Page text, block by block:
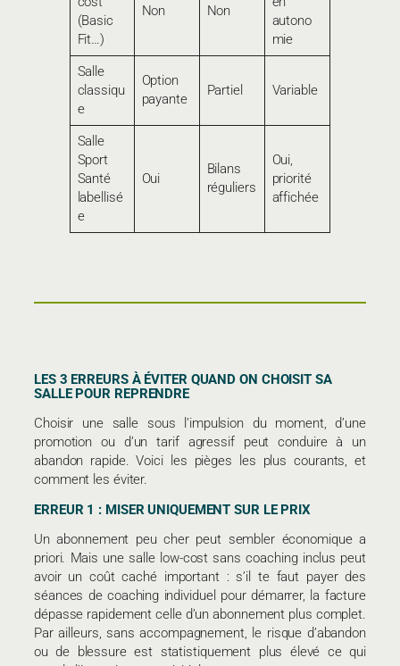
(Basic
Fit…)
Non Non
autono
mie
Salle
classiqu
e
Option
payante
Partiel Variable
Salle
Sport
Santé
labellisé
e
Oui
Bilans
réguliers
Oui,
priorité
affichée
LES 3 ERREURS À ÉVITER QUAND ON CHOISIT SA
SALLE POUR REPRENDRE
Choisir une salle sous l’impulsion du moment, d’une
promotion ou d’un tarif agressif peut conduire à un
abandon rapide. Voici les pièges les plus courants, et
comment les éviter.
ERREUR 1 : MISER UNIQUEMENT SUR LE PRIX
Un abonnement peu cher peut sembler économique a
priori. Mais une salle low-cost sans coaching inclus peut
avoir un coût caché important : s’il te faut payer des
séances de coaching individuel pour démarrer, la facture
dépasse rapidement celle d’un abonnement plus complet.
Par ailleurs, sans accompagnement, le risque d’abandon
ou de blessure est statistiquement plus élevé ce qui